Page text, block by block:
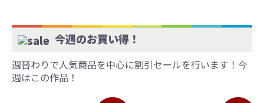
今週のお買い得！
週替わりで人気商品を中心に割引セールを行います！今
週はこの作品！